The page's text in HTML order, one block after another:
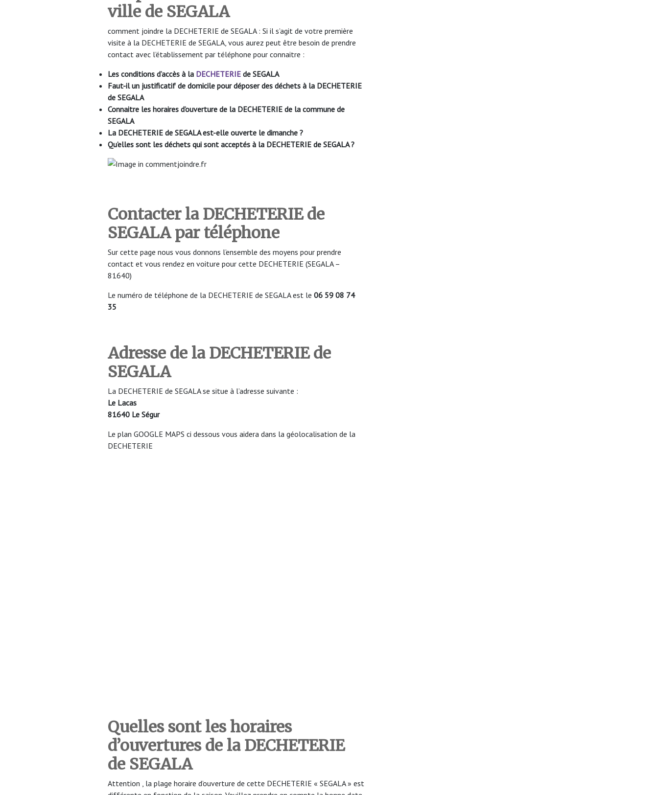
ville de SEGALA
comment joindre la DECHETERIE de SEGALA : Si il s’agit de votre première
visite à la DECHETERIE de SEGALA, vous aurez peut être besoin de prendre
contact avec l’établissement par téléphone pour connaitre :
Les conditions d’accès à la DECHETERIE de SEGALA
Faut-il un justificatif de domicile pour déposer des déchets à la DECHETERIE
de SEGALA
Connaitre les horaires d’ouverture de la DECHETERIE de la commune de
SEGALA
La DECHETERIE de SEGALA est-elle ouverte le dimanche ?
Qu’elles sont les déchets qui sont acceptés à la DECHETERIE de SEGALA ?
Contacter la DECHETERIE de
SEGALA par téléphone
Sur cette page nous vous donnons l’ensemble des moyens pour prendre
contact et vous rendez en voiture pour cette DECHETERIE (SEGALA –
81640)
Le numéro de téléphone de la DECHETERIE de SEGALA est le 06 59 08 74
35
Adresse de la DECHETERIE de
SEGALA
La DECHETERIE de SEGALA se situe à l’adresse suivante :
Le Lacas
81640 Le Ségur
Le plan GOOGLE MAPS ci dessous vous aidera dans la géolocalisation de la
DECHETERIE
Quelles sont les horaires
d’ouvertures de la DECHETERIE
de SEGALA
Attention , la plage horaire d’ouverture de cette DECHETERIE « SEGALA » est